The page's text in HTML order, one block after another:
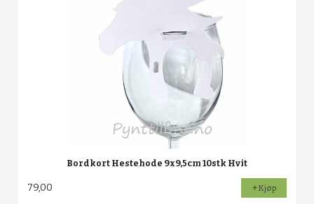
Bordkort Hestehode 9x9,5cm 10stk Hvit
79,00 Kjøp